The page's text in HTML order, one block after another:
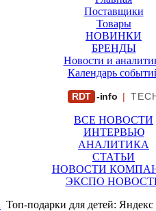
Поставщики
Товары
НОВИНКИ
БРЕНДЫ
Новости и
Календарь
RDT -info |
ВСЕ НОВОСТИ
ИНТЕРВЬЮ
АНАЛИТИКА
СТАТЬИ
НОВОСТИ
ЭКСПО
Топ-подарки для детей: